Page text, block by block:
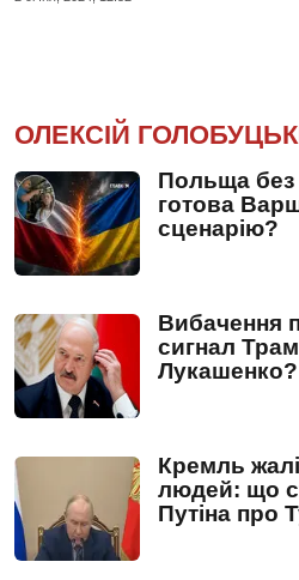
ОЛЕКСІЙ
Польща без
готова
сценарію?
Вибачення
сигнал
Лукашенко?
Кремль
людей: що
Путіна про